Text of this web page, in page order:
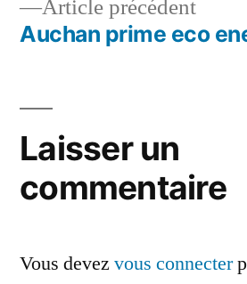
l’article
Article précédentArticle
Auchan prime eco
Laisser un
commentaire
Vous devez vous connecter